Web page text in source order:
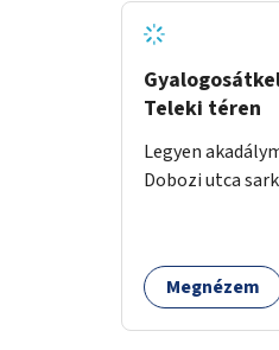
Teleki téren
Legyen
Dobozi utca
Megnézem